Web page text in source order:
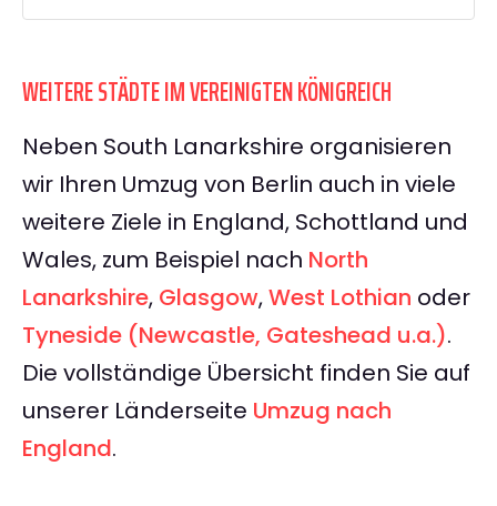
WEITERE STÄDTE IM VEREINIGTEN KÖNIGREICH
Neben South Lanarkshire organisieren
wir Ihren Umzug von Berlin auch in viele
weitere Ziele in England, Schottland und
Wales, zum Beispiel nach North
Lanarkshire, Glasgow,West Lothian oder
Tyneside (Newcastle, Gateshead u.a.).
Die vollständige Übersicht finden Sie auf
unserer Länderseite Umzug nach
England.